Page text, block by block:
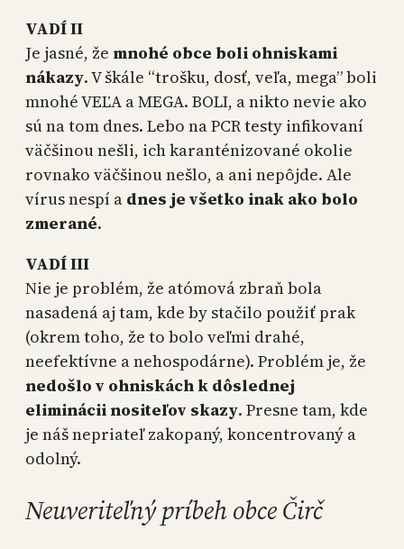
VADÍ II
Je jasné, že mnohé obce boli ohniskami
nákazy. V škále “trošku, dosť, veľa, mega” boli
mnohé VEĽA a MEGA. BOLI, a nikto nevie ako
sú na tom dnes. Lebo na PCR testy infikovaní
väčšinou nešli, ich karanténizované okolie
rovnako väčšinou nešlo, a ani nepôjde. Ale
vírus nespí a dnes je všetko inak ako bolo
zmerané.
VADÍ III
Nie je problém, že atómová zbraň bola
nasadená aj tam, kde by stačilo použiť prak
(okrem toho, že to bolo veľmi drahé,
neefektívne a nehospodárne). Problém je, že
nedošlo v ohniskách k dôslednej
eliminácii nositeľov skazy. Presne tam, kde
je náš nepriateľ zakopaný, koncentrovaný a
odolný.
Neuveriteľný príbeh obce Čirč